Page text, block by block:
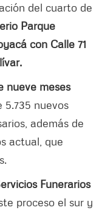
del cuarto de
Parque
con Calle 71
nueve meses
5.735 nuevos
además de
actual, que
Funerarios
proceso el sur y